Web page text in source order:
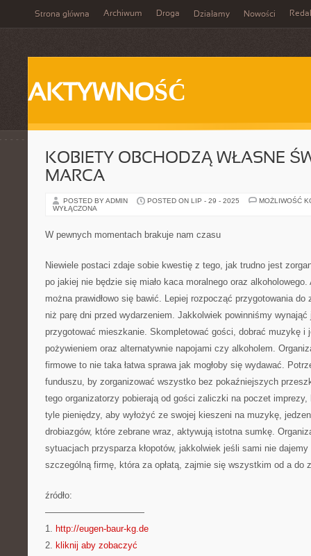
Strona główna Archiwum Droga Działamy Nowości
AKTYWNOŚĆ
KOBIETY OBCHODZĄ WŁASNE
MARCA
POSTED BY ADMIN POSTED ON LIP - 29 - 2025
MOŻLIWOŚĆ
WYŁĄCZONA
W pewnych momentach brakuje nam czasu
Niewiele postaci zdaje sobie kwestię z tego, jak trudno jest
po jakiej nie będzie się miało kaca moralnego oraz
można prawidłowo się bawić. Lepiej rozpocząć przygotowania
niż parę dni przed wydarzeniem. Jakkolwiek powinniśmy
przygotować mieszkanie. Skompletować gości, dobrać muzykę i
pożywieniem oraz alternatywnie napojami czy alkoholem.
firmowe to nie taka łatwa sprawa jak mogłoby się wydawać.
funduszu, by zorganizować wszystko bez pokaźniejszych
tego organizatorzy pobierają od gości zaliczki na poczet
tyle pieniędzy, aby wyłożyć ze swojej kieszeni na muzykę,
drobiazgów, które zebrane wraz, aktywują istotna sumkę.
sytuacjach przysparza kłopotów, jakkolwiek jeśli sami nie
szczególną firmę, która za opłatą, zajmie się wszystkim od a do
źródło:
———————————
1. http://eugen-baur-kg.de
2. kliknij aby zobaczyć